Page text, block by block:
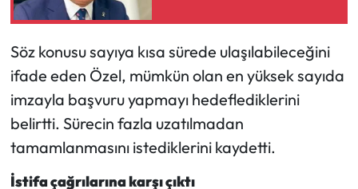
Söz konusu sayıya kısa sürede ulaşılabileceğini
ifade eden Özel, mümkün olan en yüksek sayıda
imzayla başvuru yapmayı hedeflediklerini
belirtti. Sürecin fazla uzatılmadan
tamamlanmasını istediklerini kaydetti.
İstifa çağrılarına karşı çıktı